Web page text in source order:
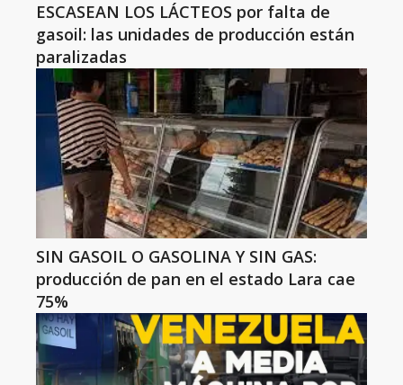
ESCASEAN LOS LÁCTEOS por falta de
gasoil: las unidades de producción están
paralizadas
SIN GASOIL O GASOLINA Y SIN GAS:
producción de pan en el estado Lara cae
75%